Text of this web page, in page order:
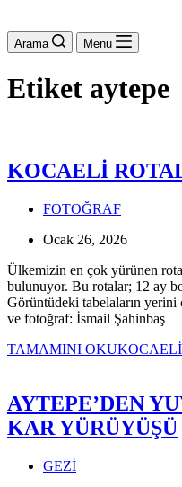
Arama Menu
Etiket aytepe
KOCAELİ
FOTOĞRAF
Ocak 26, 2026
Ülkemizin en çok yürünen
bulunuyor. Bu rotalar; 12 ay
Görüntüdeki tabelaların
ve fotoğraf: İsmail Şahinbaş
TAMAMINI OKU
AYTEPE’DEN
KAR YÜRÜYÜŞÜ
GEZİ